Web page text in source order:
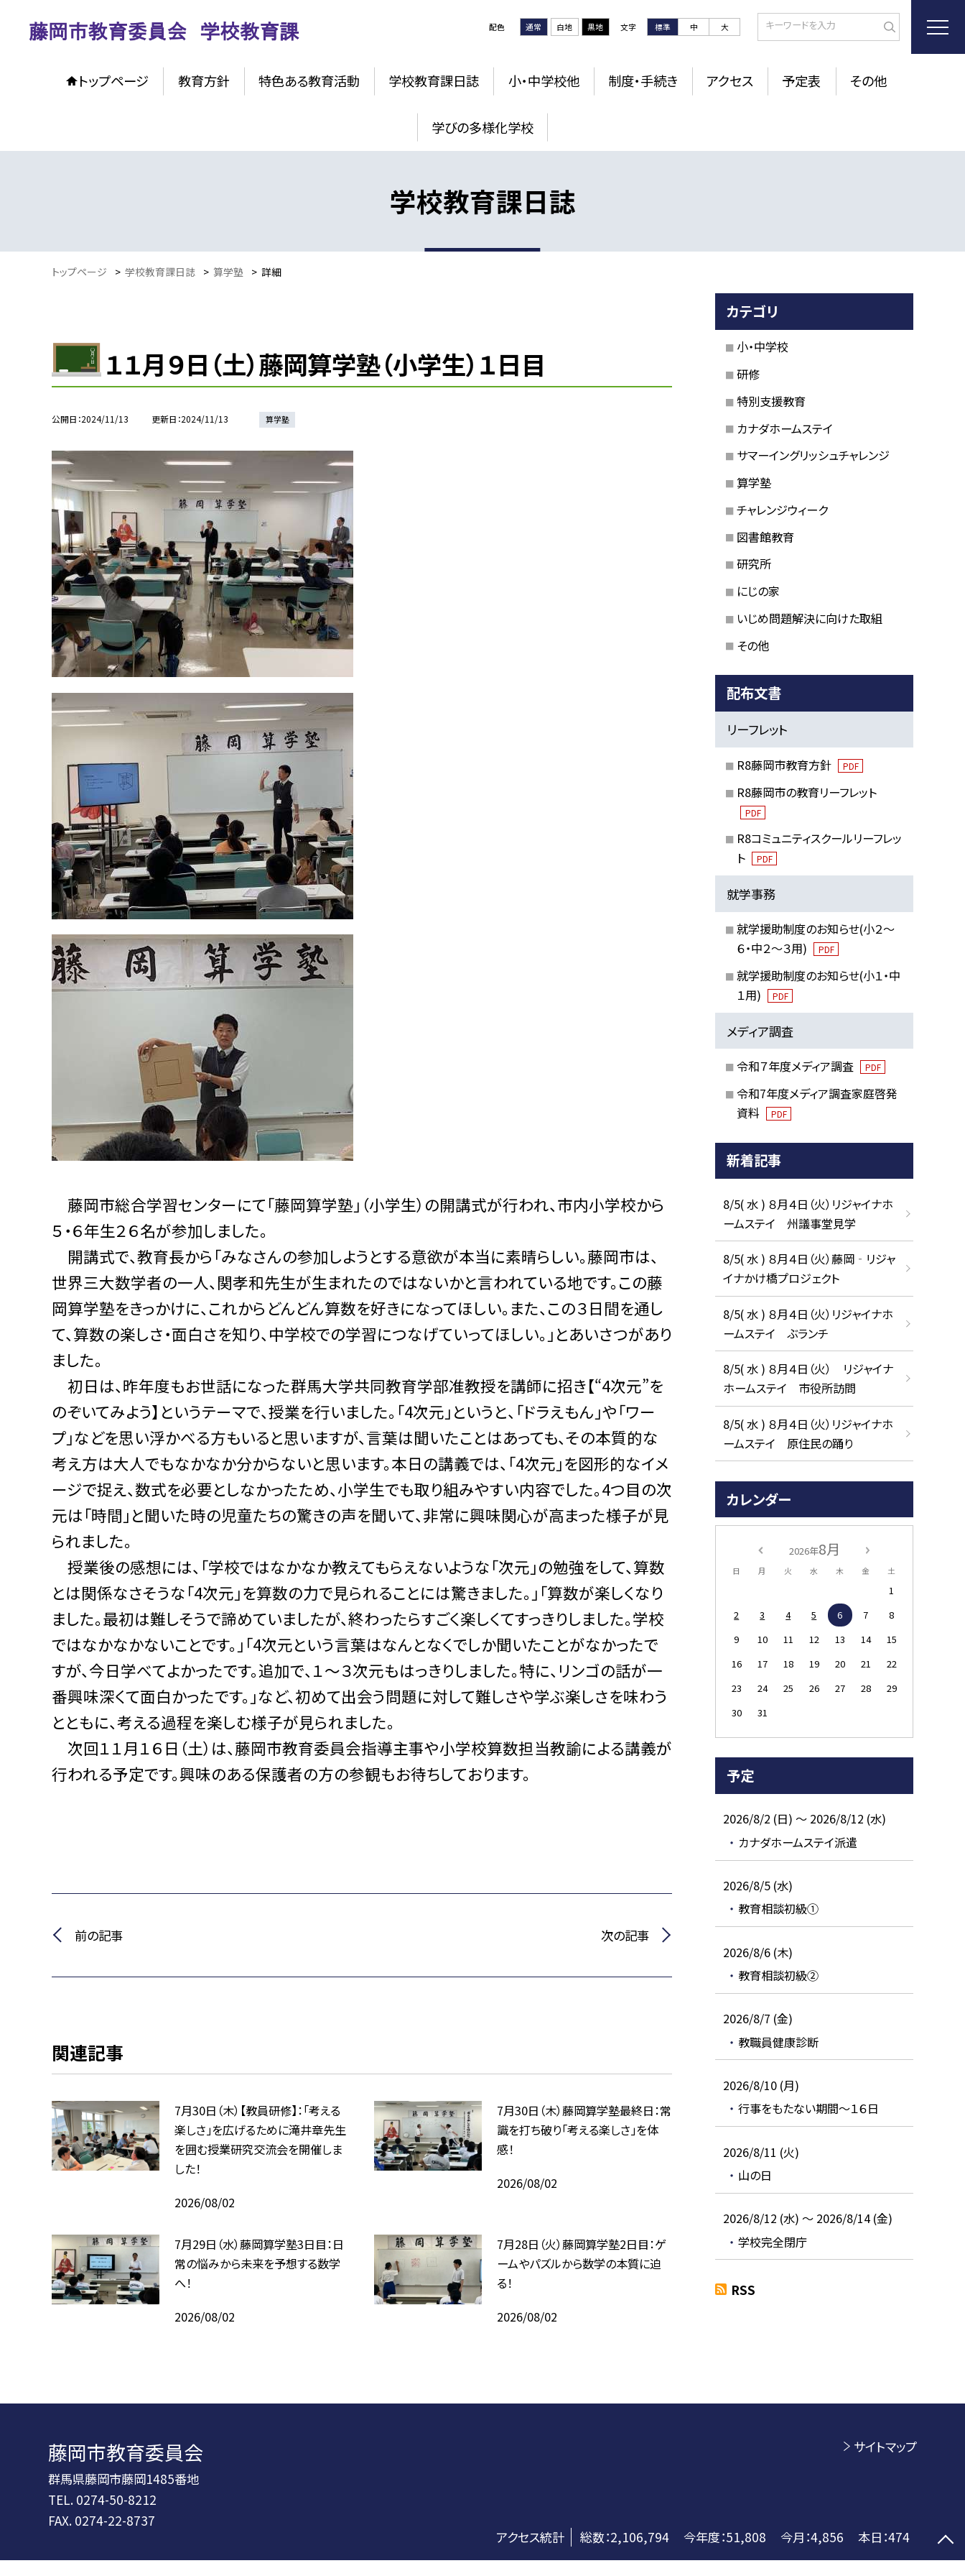
配色 通常 白地 黒地 文字 標準 中 大
トップページ 教育方針 特色ある教育活動 学校教育課日誌 小・中学校他 制度・手続き アクセス 予定表 その他
学びの多様化学校
学校教育課日誌
トップページ > 学校教育課日誌 > 算学塾 > 詳細
１１月９日（土）藤岡算学塾（小学生）１日目
公開日 2024/11/13 更新日 2024/11/13 算学塾
藤岡市総合学習センターにて「藤岡算学塾」（小学生）の開講式が行われ、市内小学校から
５・６年生２６名が参加しました。
開講式で、教育長から「みなさんの参加しようとする意欲が本当に素晴らしい。藤岡市は、
世界三大数学者の一人、関孝和先生が生まれたのではないかと言われている地です。この藤
岡算学塾をきっかけに、これからどんどん算数を好きになってほしい。また、この３日間を通し
て、算数の楽しさ・面白さを知り、中学校での学習につなげていってほしい。」とあいさつがあり
ました。
初日は、昨年度もお世話になった群馬大学共同教育学部准教授を講師に招き【“4次元”を
のぞいてみよう】というテーマで、授業を行いました。「4次元」というと、「ドラえもん」や「ワー
プ」などを思い浮かべる方もいると思いますが、言葉は聞いたことはあっても、その本質的な
考え方は大人でもなかなか分からないと思います。本日の講義では、「4次元」を図形的なイメ
ージで捉え、数式を必要としなかったため、小学生でも取り組みやすい内容でした。4つ目の次
元は「時間」と聞いた時の児童たちの驚きの声を聞いて、非常に興味関心が高まった様子が見
られました。
授業後の感想には、「学校ではなかなか教えてもらえないような「次元」の勉強をして、算数
とは関係なさそうな「4次元」を算数の力で見られることには驚きました。」「算数が楽しくなり
ました。最初は難しそうで諦めていましたが、終わったらすごく楽しくてすっきりしました。学校
ではなかなかないことです。」「4次元という言葉はなんとなくでしか聞いたことがなかったで
すが、今日学べてよかったです。追加で、１〜３次元もはっきりしました。特に、リンゴの話が一
番興味深くて面白かったです。」など、初めて出会う問題に対して難しさや学ぶ楽しさを味わう
とともに、考える過程を楽しむ様子が見られました。
次回１１月１６日（土）は、藤岡市教育委員会指導主事や小学校算数担当教諭による講義が
行われる予定です。興味のある保護者の方の参観もお待ちしております。
前の記事 次の記事
関連記事
7月30日（木）【教員研修】：「考える
楽しさ」を広げるために――滝井章先生
を囲む授業研究交流会を開催しま
した！
2026/08/02
7月30日（木）藤岡算学塾最終日：常
識を打ち破り「考える楽しさ」を体
感！
2026/08/02
7月29日（水）藤岡算学塾3日目：日
常の悩みから未来を予想する数学
へ！
2026/08/02
7月28日（火）藤岡算学塾2日目：ゲ
ームやパズルから数学の本質に迫
る！
2026/08/02
カテゴリ
小・中学校
研修
特別支援教育
カナダホームステイ
サマーイングリッシュチャレンジ
算学塾
チャレンジウィーク
図書館教育
研究所
にじの家
いじめ問題解決に向けた取組
その他
配布文書
リーフレット
R8藤岡市教育方針 PDF
R8藤岡市の教育リーフレット
PDF
R8コミュニティスクールリーフレッ
ト
PDF
就学事務
就学援助制度のお知らせ(小２～
６・中２～３用)
PDF
就学援助制度のお知らせ(小１・中
１用)
PDF
メディア調査
令和７年度メディア調査 PDF
令和7年度メディア調査家庭啓発
資料
PDF
新着記事
8/5( 水 ) ８月４日（火）リジャイナホ
ームステイ 州議事堂見学
8/5( 水 ) ８月４日（火）藤岡‐リジャ
イナかけ橋プロジェクト
8/5( 水 ) ８月４日（火）リジャイナホ
ームステイ ぶランチ
8/5( 水 ) ８月４日（火） リジャイナ
ホームステイ 市役所訪問
8/5( 水 ) ８月４日（火）リジャイナホ
ームステイ 原住民の踊り
カレンダー
2026年8月
日 月 火 水 木 金 土
1
2
3 4 5 6 7
8
9
10 11 12 13 14
15
16
17 18 19 20 21
22
23
24 25 26 27 28
29
30
31
予定
2026/8/2 (日) ～ 2026/8/12 (水)
カナダホームステイ派遣
2026/8/5 (水)
教育相談初級①
2026/8/6 (木)
教育相談初級②
2026/8/7 (金)
教職員健康診断
2026/8/10 (月)
行事をもたない期間～１６日
2026/8/11 (火)
山の日
2026/8/12 (水) ～ 2026/8/14 (金)
学校完全閉庁
RSS
藤岡市教育委員会
群馬県藤岡市藤岡1485番地
TEL. 0274-50-8212
FAX. 0274-22-8737
サイトマップ
アクセス統計 総数：2,106,794 今年度：51,808 今月：4,856 本日：474